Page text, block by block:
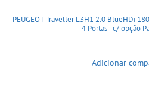
PEUGEOT Traveller L3H1 2.0 BlueHDi
| 4 Portas | c/ opção
Adicionar